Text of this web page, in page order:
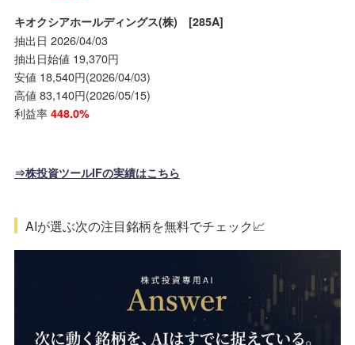
キオクシアホールディングス(株) [285A]
抽出日 2026/04/03
抽出日始値 19,370円
安値 18,540円(2026/04/03)
高値 83,140円(2026/05/15)
利益率 448.0%
⇒株投資ツールIFの実績はこちら
AIが選ぶ次の注目銘柄を無料でチェック📈